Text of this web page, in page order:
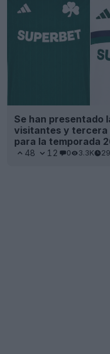
Se han presentado
visitantes y tercera
para la temporada
48 12 0 3.3K